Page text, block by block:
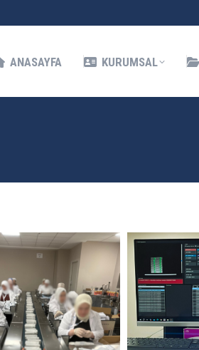
ANASAYFA KURUMSAL
HIZMETLERIMIZ İLETIŞIM